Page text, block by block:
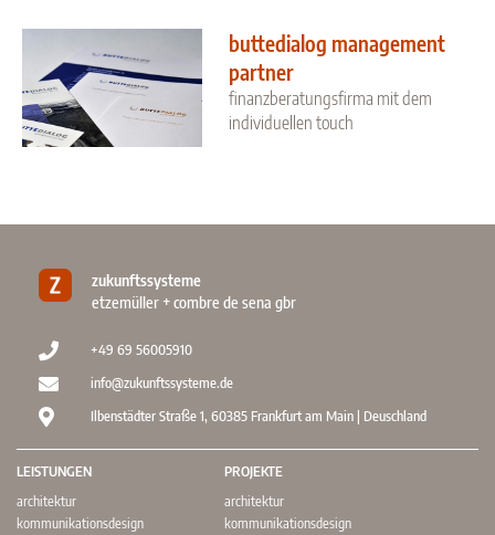
buttedialog management
partner
finanzberatungsfirma mit dem
individuellen touch
zukunftssysteme
etzemüller + combre de sena gbr
+49 69 56005910
info@zukunftssysteme.de
Ilbenstädter Straße 1, 60385 Frankfurt am Main | Deuschland
LEISTUNGEN
architektur
kommunikationsdesign
PROJEKTE
architektur
kommunikationsdesign